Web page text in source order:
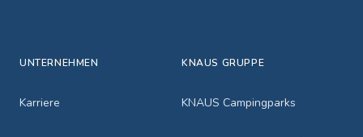
UNTERNEHMEN
Karriere
KNAUS GRUPPE
KNAUS Campingparks